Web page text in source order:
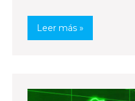
Leer más »